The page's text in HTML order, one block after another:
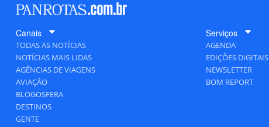
Canais
TODAS AS NOTÍCIAS
NOTÍCIAS MAIS LIDAS
AGÊNCIAS DE VIAGENS
AVIAÇÃO
BLOGOSFERA
DESTINOS
GENTE
Serviços
AGENDA
EDIÇÕES DIGITAIS
NEWSLETTER
BOM REPORT